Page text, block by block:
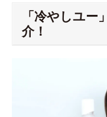
「冷やしユー
介！